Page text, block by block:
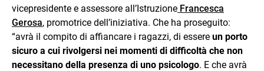
vicepresidente e assessore all’Istruzione Francesca
Gerosa, promotrice dell’iniziativa. Che ha proseguito:
“avrà il compito di affiancare i ragazzi, di essere un porto
sicuro a cui rivolgersi nei momenti di difficoltà che non
necessitano della presenza di uno psicologo. E che avrà